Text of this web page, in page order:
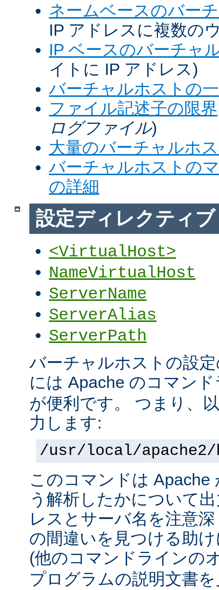
ネームベースのバー
IP アドレスに複数の
IP ベースのバーチャ
イトに IP アドレス)
バーチャルホストの
ファイル記述子の限界
ログファイル)
大量のバーチャルホ
バーチャルホストの
の詳細
設定ディレクティブ
<VirtualHost>
NameVirtualHost
ServerName
ServerAlias
ServerPath
バーチャルホストの設
には Apache のコマン
が便利です。 つまり、
力します:
/usr/local/
このコマンドは Apache
う解析したかについて
レスとサーバ名を注意
の間違いを見つける助
(他のコマンドラインの
プログラムの説明文書